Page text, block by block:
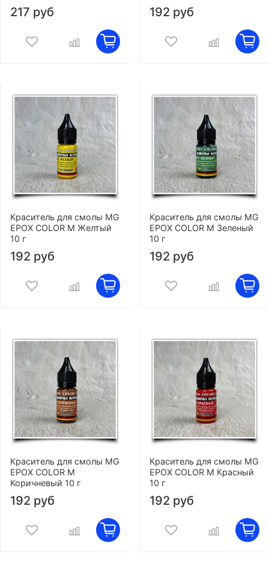
217 руб 192 руб
Краситель для смолы MG
EPOX COLOR M Желтый
10 г
192 руб
Краситель для смолы MG
EPOX COLOR M Зеленый
10 г
192 руб
Краситель для смолы MG
EPOX COLOR M
Коричневый 10 г
192 руб
Краситель для смолы MG
EPOX COLOR M Красный
10 г
192 руб